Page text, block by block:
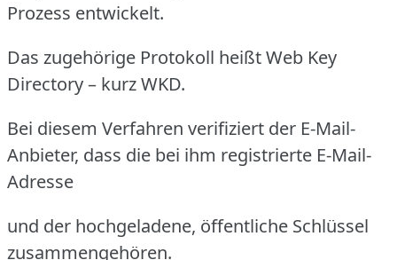
Prozess entwickelt.
Das zugehörige Protokoll heißt Web Key
Directory – kurz WKD.
Bei diesem Verfahren verifiziert der E-Mail-
Anbieter, dass die bei ihm registrierte E-Mail-
Adresse
und der hochgeladene, öffentliche Schlüssel
zusammengehören.